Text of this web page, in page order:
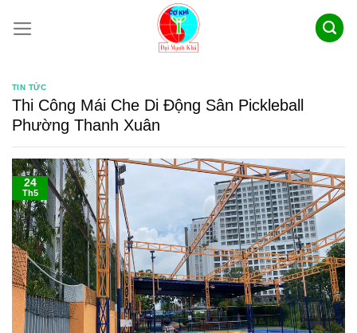
TIN TỨC
Thi Công Mái Che Di Động Sân Pickleball
Phường Thanh Xuân
24
Th5